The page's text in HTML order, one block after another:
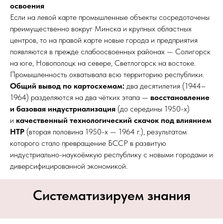
освоения
Если на левой карте промышленные объекты сосредоточены
преимущественно вокруг Минска и крупных областных
центров, то на правой карте новые города и предприятия
появляются в прежде слабоосвоенных районах — Солигорск
на юге, Новополоцк на севере, Светлогорск на востоке.
Промышленность охватывала всю территорию республики.​
Общий вывод по картосхемам: два десятилетия (1944–
1964) разделяются на два чётких этапа — восстановление
и базовая индустриализация (до середины 1950-х)
и качественный технологический скачок под влиянием
НТР (вторая половина 1950-х — 1964 г.), результатом
которого стало превращение БССР в развитую
индустриально-наукоёмкую республику с новыми городами и
диверсифицированной экономикой.​
Систематизируем знания